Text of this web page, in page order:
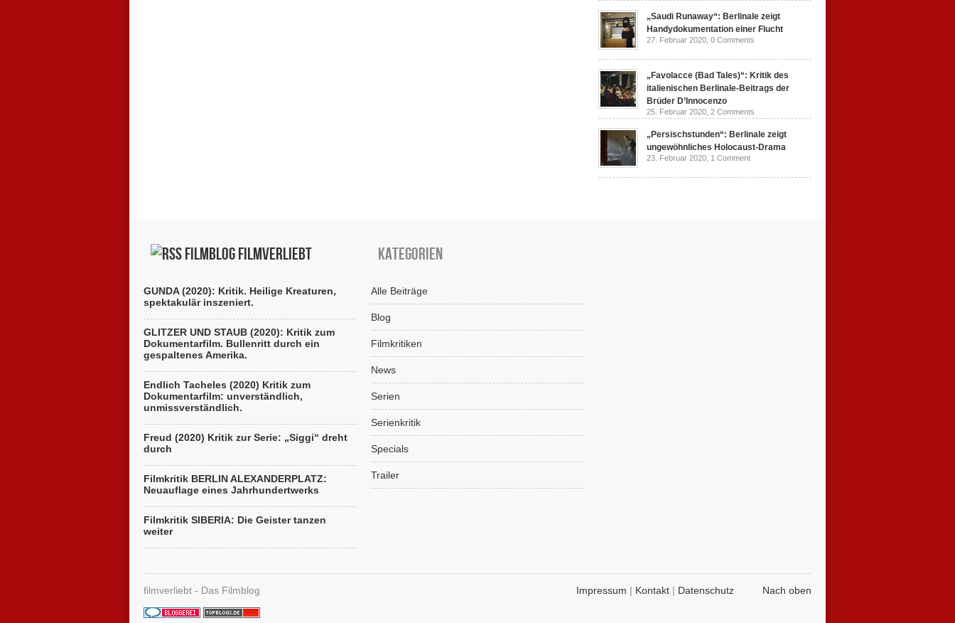
„Saudi Runaway“: Berlinale zeigt
Handydokumentation einer Flucht
27. Februar 2020, 0 Comments
„Favolacce (Bad Tales)“: Kritik des
italienischen Berlinale-Beitrags der
Brüder D’Innocenzo
25. Februar 2020, 2 Comments
„Persischstunden“: Berlinale zeigt
ungewöhnliches Holocaust-Drama
23. Februar 2020, 1 Comment
Filmblog filmverliebt
GUNDA (2020): Kritik. Heilige Kreaturen,
spektakulär inszeniert.
GLITZER UND STAUB (2020): Kritik zum
Dokumentarfilm. Bullenritt durch ein
gespaltenes Amerika.
Endlich Tacheles (2020) Kritik zum
Dokumentarfilm: unverständlich,
unmissverständlich.
Freud (2020) Kritik zur Serie: „Siggi“ dreht
durch
Filmkritik BERLIN ALEXANDERPLATZ:
Neuauflage eines Jahrhundertwerks
Filmkritik SIBERIA: Die Geister tanzen
weiter
Kategorien
Alle Beiträge
Blog
Filmkritiken
News
Serien
Serienkritik
Specials
Trailer
filmverliebt - Das Filmblog Impressum | Kontakt | Datenschutz Nach oben